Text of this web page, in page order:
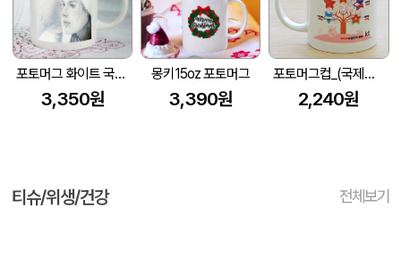
포토머그 화이트 국산 340ml
3,350원
몽키15oz 포토머그
3,390원
포토머그컵_(국제전화)
2,240원
티슈/위생/건강 전체보기